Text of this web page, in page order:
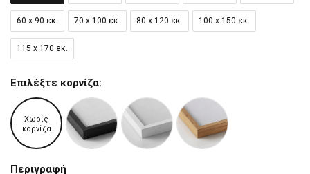
60 x 90 εκ. 70 x 100 εκ. 80 x 120 εκ. 100 x 150 εκ.
115 x 170 εκ.
Επιλέξτε κορνίζα:
Χωρίς
κορνίζα
Περιγραφή